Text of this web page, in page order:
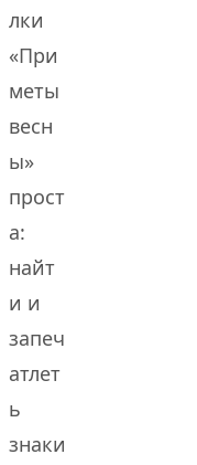
лки
«При
меты
весн
ы»
прост
а:
найт
и и
запеч
атлет
ь
знаки